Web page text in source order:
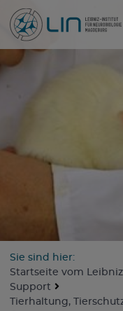
Direkt zum Inhalt
Sie sind hier:
Startseite vom
Support
Tierhaltung,